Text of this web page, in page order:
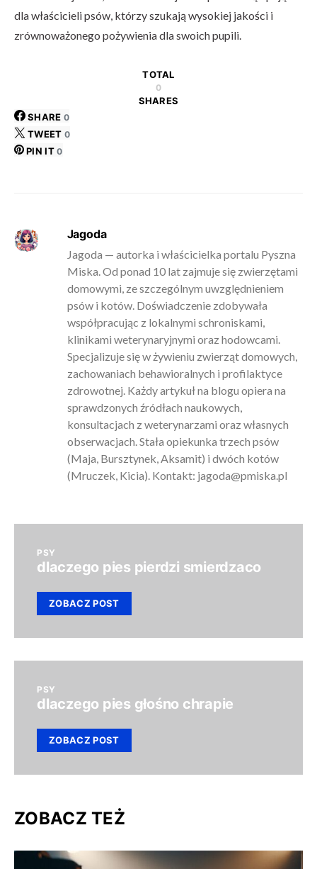
dla właścicieli psów, którzy szukają wysokiej jakości i
zrównoważonego pożywienia dla swoich pupili.
TOTAL
0
SHARES
SHARE 0
TWEET 0
PIN IT 0
Jagoda
Jagoda — autorka i właścicielka portalu Pyszna
Miska. Od ponad 10 lat zajmuje się zwierzętami
domowymi, ze szczególnym uwzględnieniem
psów i kotów. Doświadczenie zdobywała
współpracując z lokalnymi schroniskami,
klinikami weterynaryjnymi oraz hodowcami.
Specjalizuje się w żywieniu zwierząt domowych,
zachowaniach behawioralnych i profilaktyce
zdrowotnej. Każdy artykuł na blogu opiera na
sprawdzonych źródłach naukowych,
konsultacjach z weterynarzami oraz własnych
obserwacjach. Stała opiekunka trzech psów
(Maja, Bursztynek, Aksamit) i dwóch kotów
(Mruczek, Kicia). Kontakt: jagoda@pmiska.pl
PSY
dlaczego pies pierdzi smierdzaco
ZOBACZ POST
PSY
dlaczego pies głośno chrapie
ZOBACZ POST
ZOBACZ TEŻ